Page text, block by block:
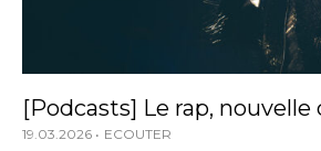
[Podcasts] Le rap,
19.03.2026 ECOUTER